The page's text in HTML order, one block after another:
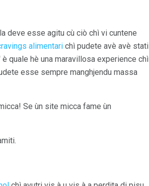
deve esse agitu cù ciò chì vi cuntene
alimentari chì pudete avè avè stati
quale hè una maravillosa experience chì
esse sempre manghjendu massa
Se ùn site micca fame ùn